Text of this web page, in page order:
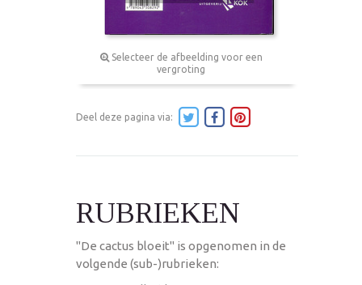
Selecteer de afbeelding voor een
vergroting
Deel deze pagina via:
RUBRIEKEN
"De cactus bloeit" is opgenomen in de
volgende (sub-)rubrieken: